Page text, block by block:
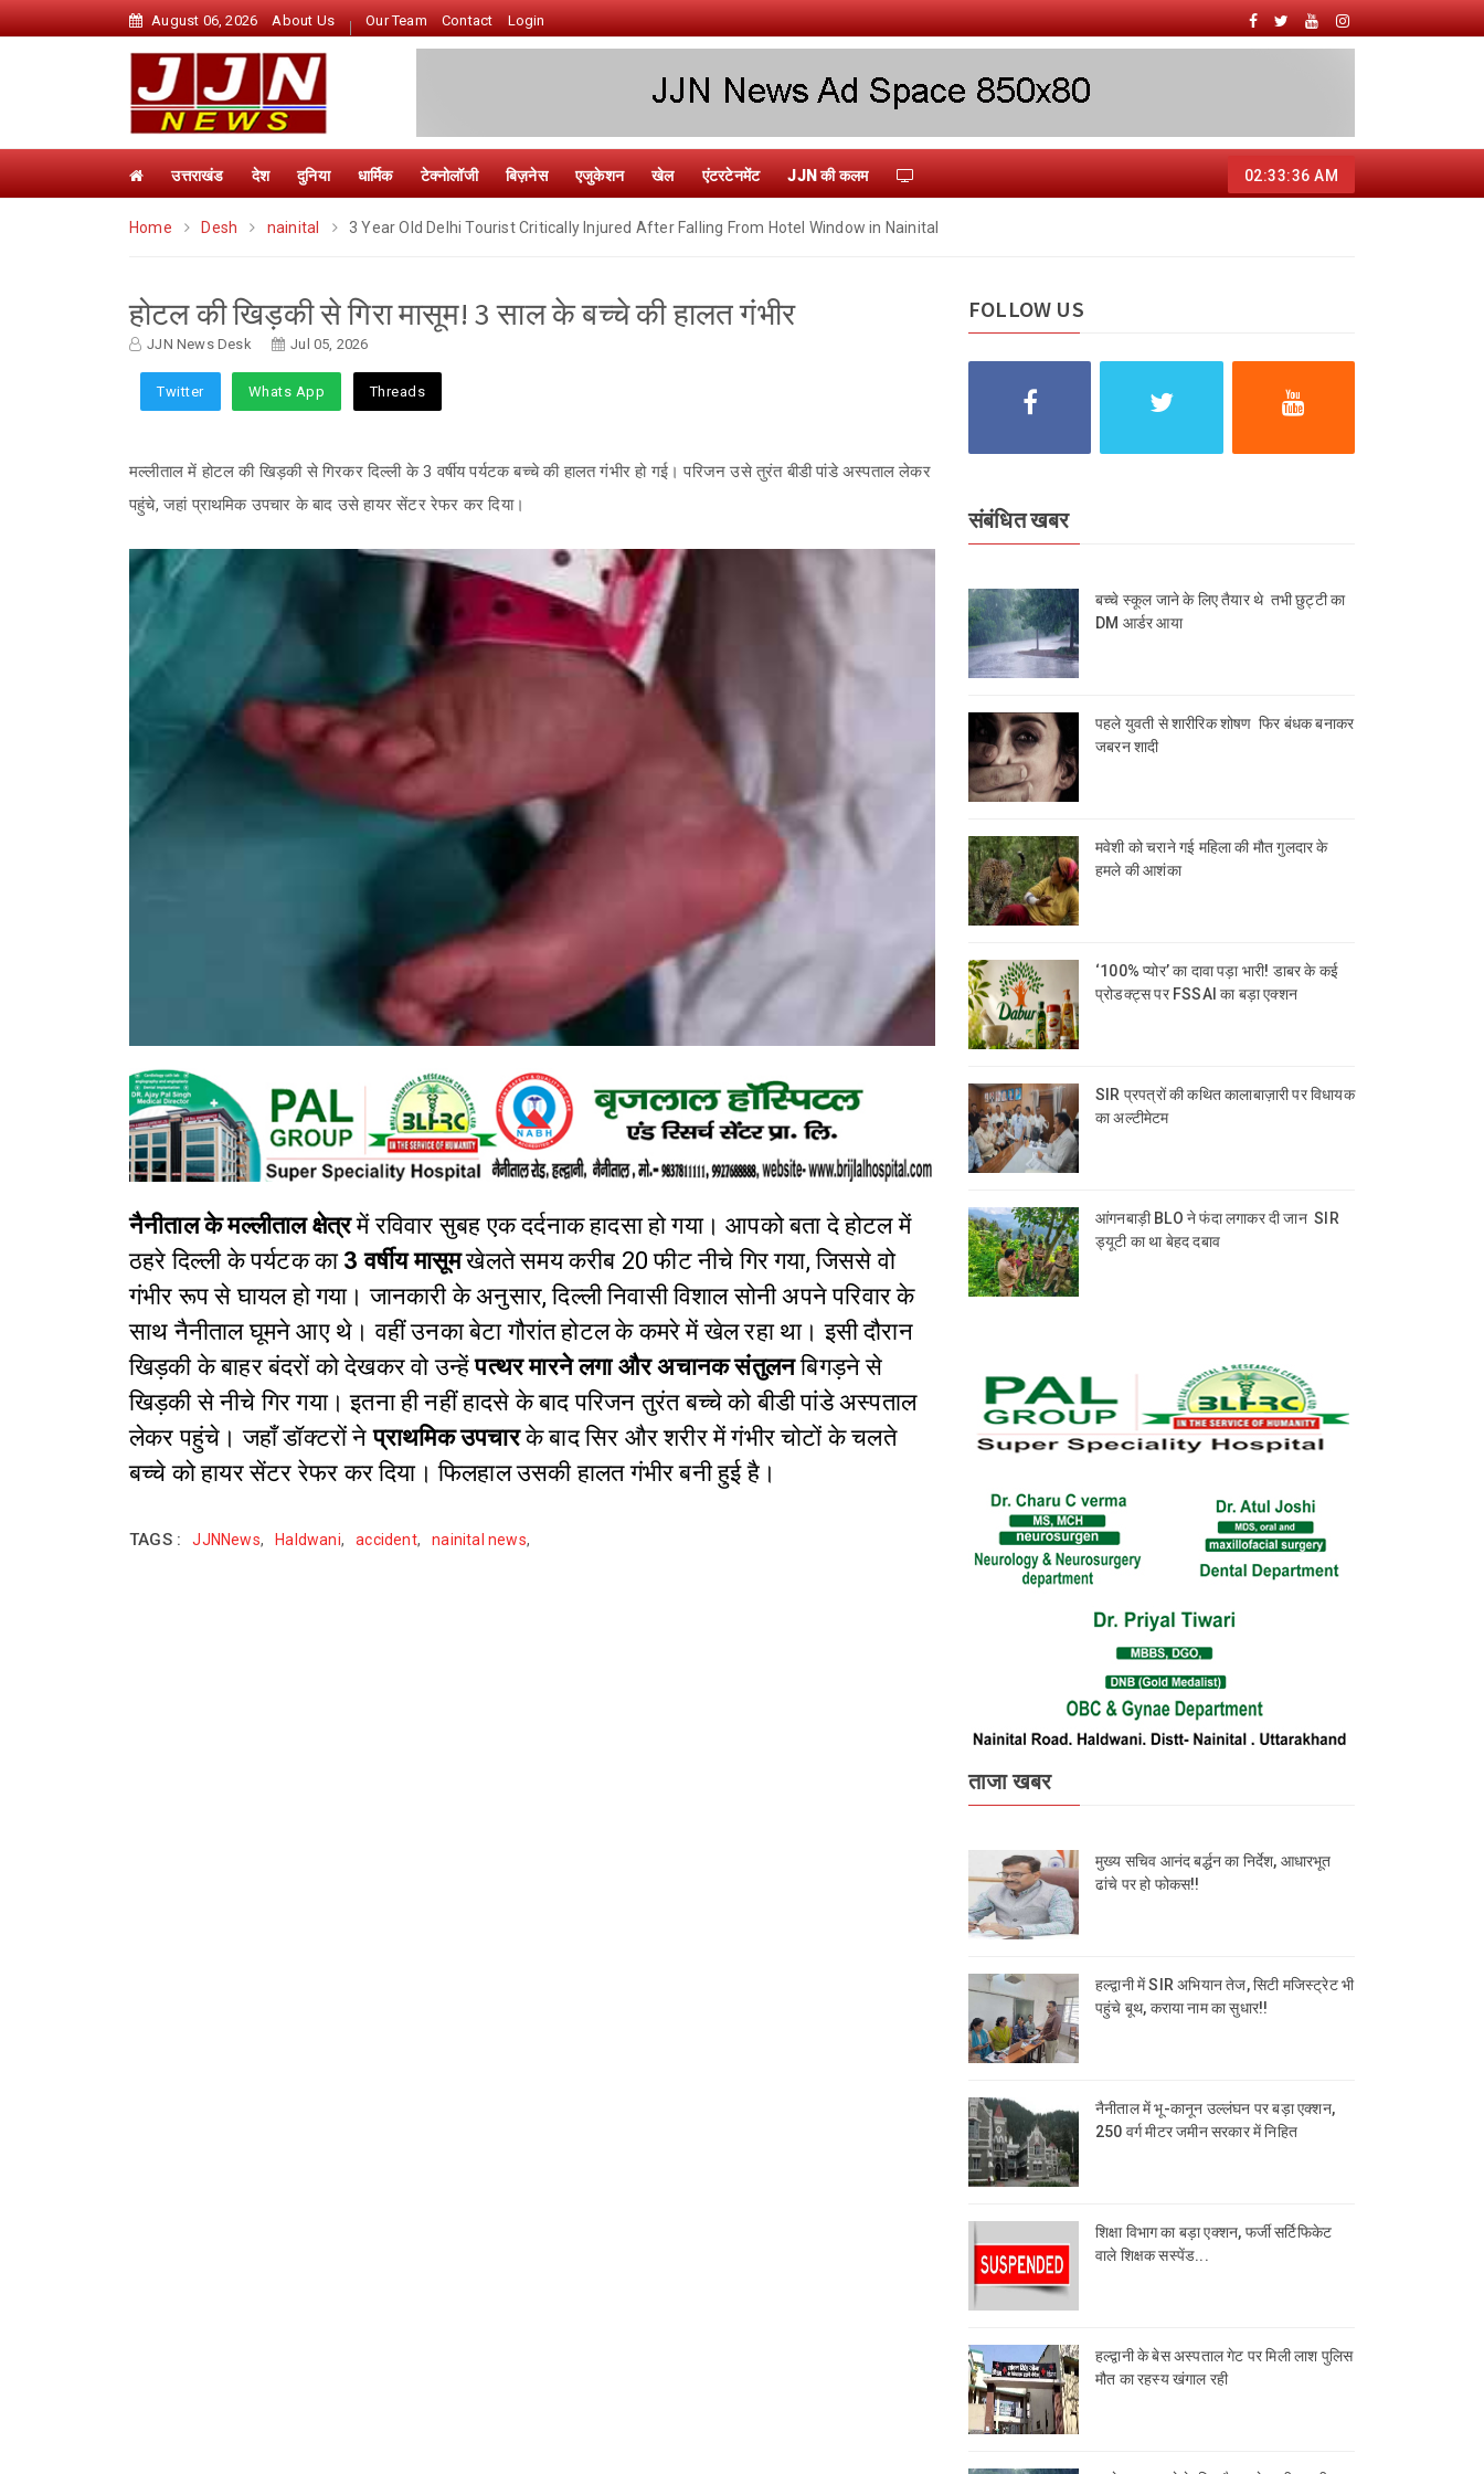
August 06, 2026 About Us Our Team Contact Login
उत्तराखंड देश दुनिया धार्मिक टेक्नोलॉजी बिज़नेस एजुकेशन खेल एंटरटेनमेंट JJN की कलम 02:33:37 AM
Home Desh nainital 3 Year Old Delhi Tourist Critically Injured After Falling From Hotel Window in Nainital
होटल की खिड़की से गिरा मासूम! 3 साल के बच्चे की हालत गंभीर
JJN News Desk Jul 05, 2026
Twitter Whats App Threads
मल्लीताल में होटल की खिड़की से गिरकर दिल्ली के 3 वर्षीय पर्यटक बच्चे की हालत गंभीर हो गई। परिजन उसे तुरंत बीडी पांडे अस्पताल लेकर
पहुंचे, जहां प्राथमिक उपचार के बाद उसे हायर सेंटर रेफर कर दिया।
नैनीताल के मल्लीताल क्षेत्रमें रविवार सुबह एक दर्दनाक हादसा हो गया। आपको बता दे होटल में
ठहरे दिल्ली के पर्यटक का 3 वर्षीय मासूमखेलते समय करीब 20 फीट नीचे गिर गया, जिससे वो
गंभीर रूप से घायल हो गया। जानकारी के अनुसार, दिल्ली निवासी विशाल सोनी अपने परिवार के
साथ नैनीताल घूमने आए थे। वहीं उनका बेटा गौरांत होटल के कमरे में खेल रहा था। इसी दौरान
खिड़की के बाहर बंदरों को देखकर वो उन्हेंपत्थर मारने लगा और अचानक संतुलनबिगड़ने से
खिड़की से नीचे गिर गया। इतना ही नहीं हादसे के बाद परिजन तुरंत बच्चे को बीडी पांडे अस्पताल
लेकर पहुंचे। जहाँ डॉक्टरों नेप्राथमिक उपचारके बाद सिर और शरीर में गंभीर चोटों के चलते
बच्चे को हायर सेंटर रेफर कर दिया। फिलहाल उसकी हालत गंभीर बनी हुई है।
TAGS : JJNNews, Haldwani, accident, nainital news,
FOLLOW US
संबंधित खबर
बच्चे स्कूल जाने के लिए तैयार थे तभी छुट्टी का
DM आर्डर आया
पहले युवती से शारीरिक शोषण फिर बंधक बनाकर
जबरन शादी
मवेशी को चराने गई महिला की मौत गुलदार के
हमले की आशंका
‘100% प्योर’ का दावा पड़ा भारी! डाबर के कई
प्रोडक्ट्स पर FSSAI का बड़ा एक्शन
SIR प्रपत्रों की कथित कालाबाज़ारी पर विधायक
का अल्टीमेटम
आंगनबाड़ी BLO ने फंदा लगाकर दी जान SIR
ड्यूटी का था बेहद दबाव
ताजा खबर
मुख्य सचिव आनंद बर्द्धन का निर्देश, आधारभूत
ढांचे पर हो फोकस!!
हल्द्वानी में SIR अभियान तेज, सिटी मजिस्ट्रेट भी
पहुंचे बूथ, कराया नाम का सुधार!!
नैनीताल में भू-कानून उल्लंघन पर बड़ा एक्शन,
250 वर्ग मीटर जमीन सरकार में निहित
शिक्षा विभाग का बड़ा एक्शन, फर्जी सर्टिफिकेट
वाले शिक्षक सस्पेंड...
हल्द्वानी के बेस अस्पताल गेट पर मिली लाश पुलिस
मौत का रहस्य खंगाल रही